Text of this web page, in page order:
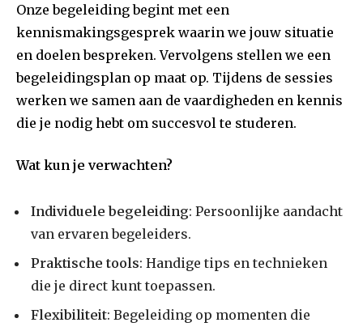
Onze begeleiding begint met een
kennismakingsgesprek waarin we jouw situatie
en doelen bespreken. Vervolgens stellen we een
begeleidingsplan op maat op. Tijdens de sessies
werken we samen aan de vaardigheden en kennis
die je nodig hebt om succesvol te studeren.
Wat kun je verwachten?
Individuele begeleiding: Persoonlijke aandacht
van ervaren begeleiders.
Praktische tools: Handige tips en technieken
die je direct kunt toepassen.
Flexibiliteit: Begeleiding op momenten die